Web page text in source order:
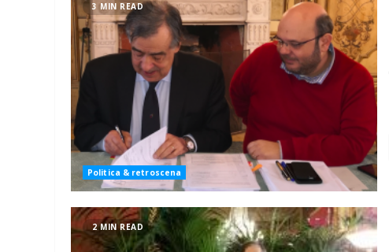
3 MIN READ
Politica & retroscena
2 MIN READ